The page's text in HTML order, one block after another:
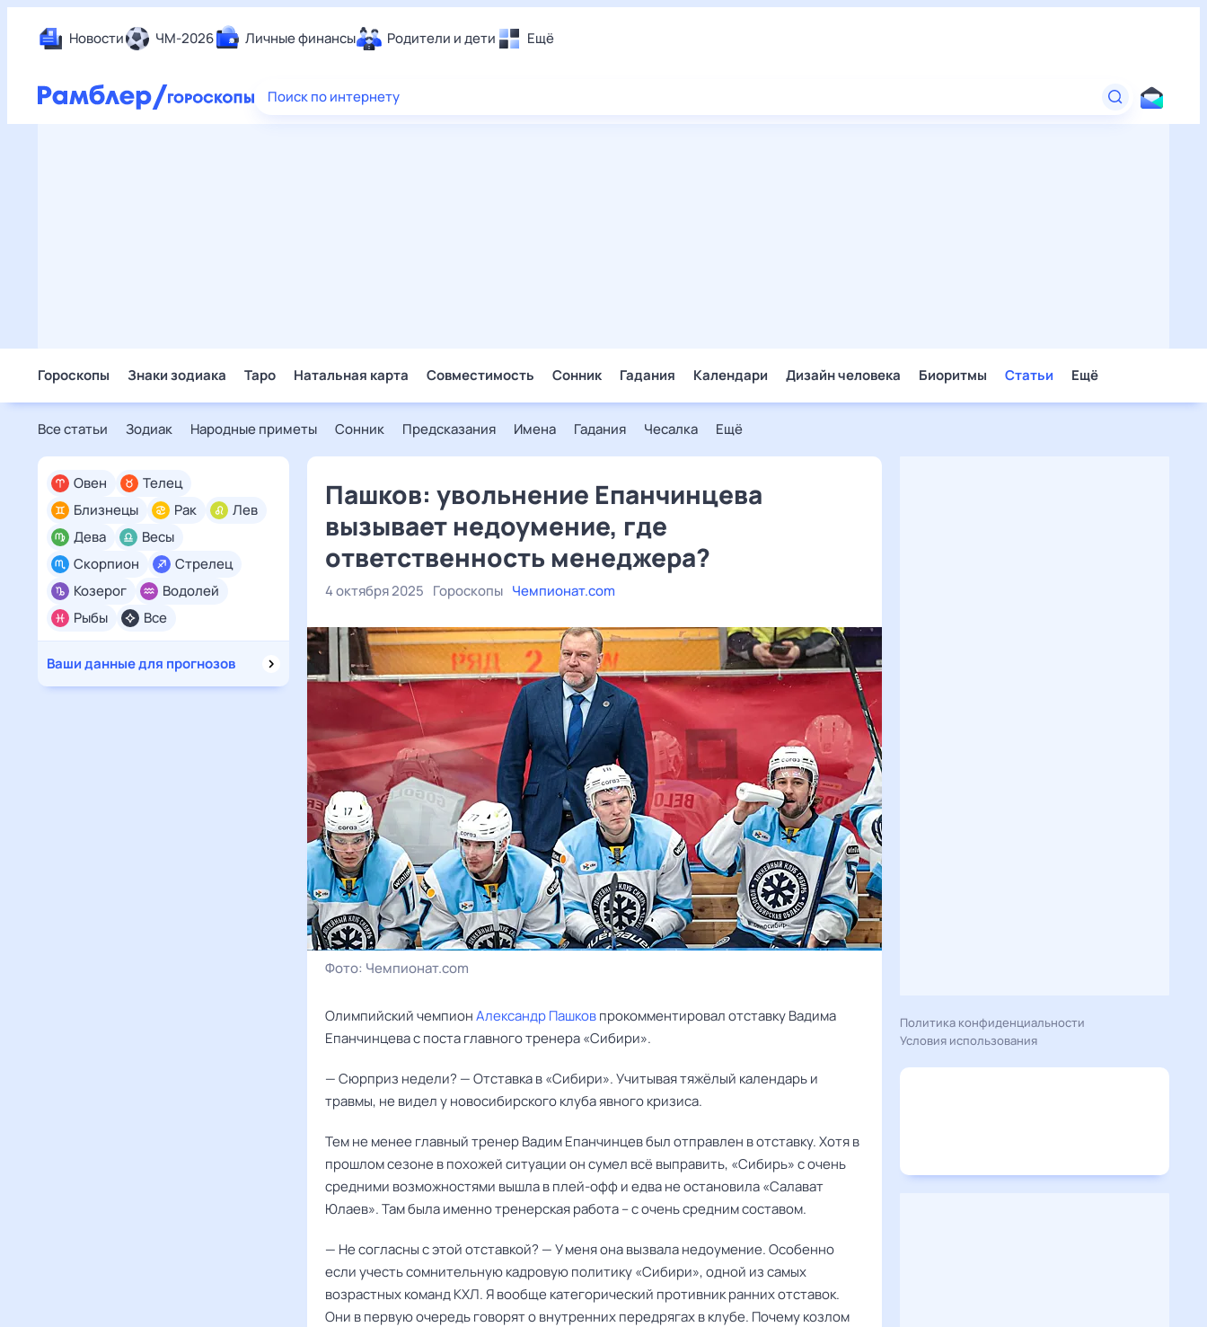
Новости ЧМ-2026 Личные финансы Родители и дети Ещё
Еда
Поиск по интернету
Гороскопы Знаки зодиака Таро Натальная карта Совместимость Сонник Гадания Календари Дизайн человека Биоритмы Статьи Ещё
Все статьи Зодиак Народные приметы Сонник Предсказания Имена Гадания Чесалка Ещё
Все
Овен
Телец
Близнецы
Рак
Лев
Дева
Весы
Скорпион
Стрелец
Козерог
Водолей
Рыбы
Ваши данные для прогнозов
Пашков: увольнение Епанчинцева
вызывает недоумение, где
ответственность менеджера?
4 октября 2025 Гороскопы Чемпионат.com
Фото: Чемпионат.com
Олимпийский чемпионАлександр Пашковпрокомментировал отставкуВадима
Епанчинцевас поста главного тренера «Сибири».
— Сюрприз недели? — Отставка в «Сибири». Учитывая тяжёлый календарь и
травмы, не видел у новосибирского клуба явного кризиса.
Тем не менее главный тренерВадим Епанчинцевбыл отправлен в отставку. Хотя в
прошлом сезоне в похожей ситуации он сумел всё выправить, «Сибирь» с очень
средними возможностями вышла в плей-офф и едва не остановила«Салават
Юлаев». Там была именно тренерская работа – с очень средним составом.
— Не согласны с этой отставкой? — У меня она вызвала недоумение. Особенно
если учесть сомнительную кадровую политику «Сибири», одной из самых
возрастных команд КХЛ. Я вообще категорический противник ранних отставок.
Они в первую очередь говорят о внутренних передрягах в клубе. Почему козлом
Политика конфиденциальности
Условия использования